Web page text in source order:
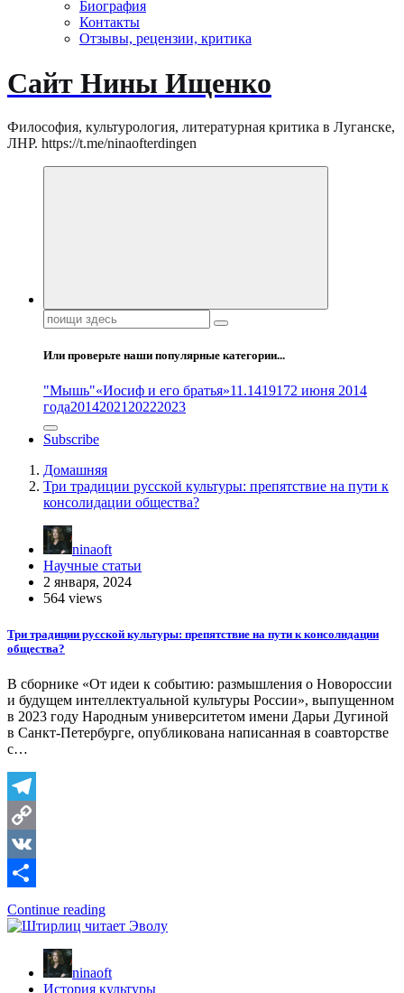
Биография
Контакты
Отзывы, рецензии, критика
Сайт Нины Ищенко
Философия, культурология, литературная критика в Луганске,
ЛНР. https://t.me/ninaofterdingen
Поиск:
Или проверьте наши популярные категории...
"Мышь"«Иосиф и его братья»11.1419172 июня 2014
года2014202120222023
Subscribe
Домашняя
Три традиции русской культуры: препятствие на пути к
консолидации общества?
ninaoft
Научные статьи
2 января, 2024
564 views
Три традиции русской культуры: препятствие на пути к консолидации
общества?
В сборнике «От идеи к событию: размышления о Новороссии
и будущем интеллектуальной культуры России», выпущенном
в 2023 году Народным университетом имени Дарьи Дугиной
в Санкт-Петербурге, опубликована написанная в соавторстве
с…
Telegram
Copy
Link
VK
Отправить
Continue reading
ninaoft
История культуры